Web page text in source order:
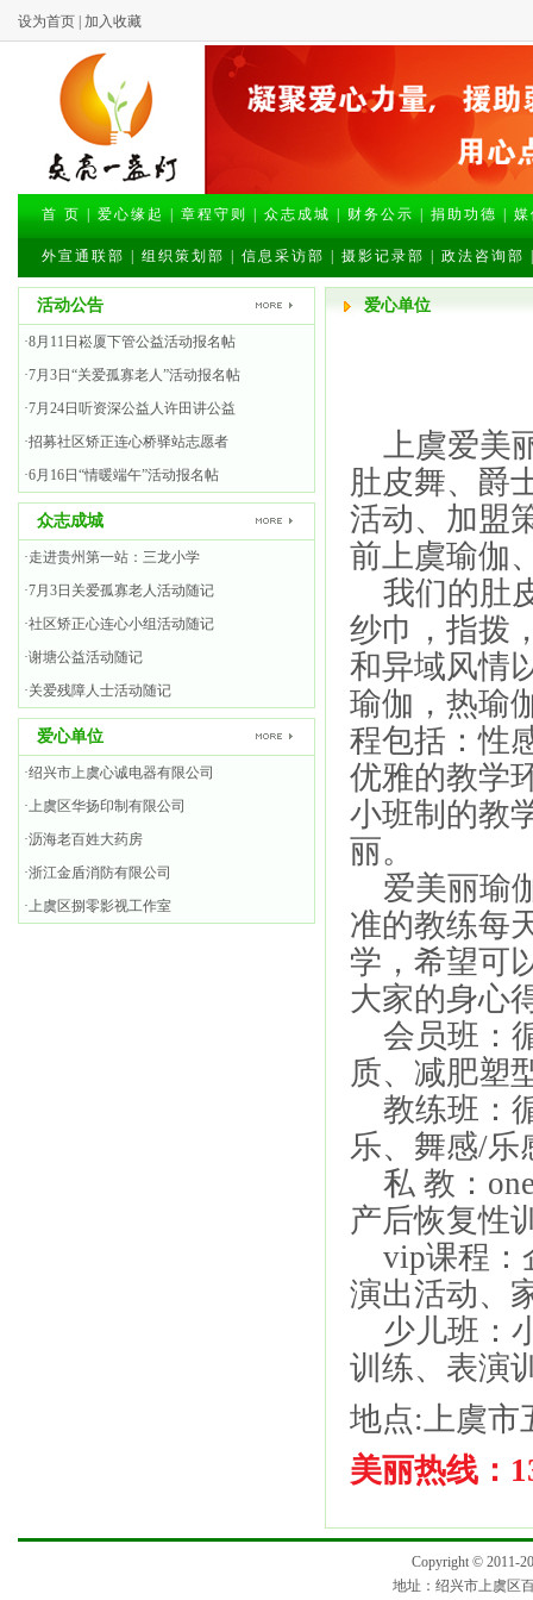
设为首页 加入收藏
首 页 爱心缘起 章程守则 众志成城 财务公示 捐助功德
外宣通联部 组织策划部 信息采访部 摄影记录部 政法咨询部
活动公告
·8月11日崧厦下管公益活动报名帖
·7月3日“关爱孤寡老人”活动报名帖
·7月24日听资深公益人许田讲公益
·招募社区矫正连心桥驿站志愿者
·6月16日“情暖端午”活动报名帖
众志成城
·走进贵州第一站：三龙小学
·7月3日关爱孤寡老人活动随记
·社区矫正心连心小组活动随记
·谢塘公益活动随记
·关爱残障人士活动随记
爱心单位
·绍兴市上虞心诚电器有限公司
·上虞区华扬印制有限公司
·沥海老百姓大药房
·浙江金盾消防有限公司
·上虞区捌零影视工作室
爱心单位
上虞爱美
肚皮舞、爵
活动、加盟
前上虞瑜伽
我们的肚
纱巾，指拨
和异域风情
瑜伽，热瑜
程包括：性
优雅的教学
小班制的教
丽。
爱美丽瑜
准的教练每
学，希望可
大家的身心
会员班：
质、减肥塑
教练班：
乐、舞感/乐
私 教：
产后恢复性
vip课程：
演出活动、
少儿班：
训练、表演
地点:上虞市
美丽热线：
Copyright © 2011-
地址：绍兴市上虞区